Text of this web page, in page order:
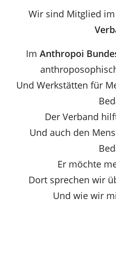
Wir sind Mitglied im
Im Anthropoi
Und Werkstätten für
Der Verband
Und auch den
Er möchte
Dort sprechen wir
Und wie wir